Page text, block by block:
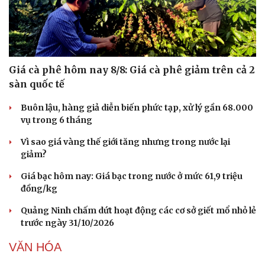
Giá cà phê hôm nay 8/8: Giá cà phê giảm trên cả 2
sàn quốc tế
Buôn lậu, hàng giả diễn biến phức tạp, xử lý gần 68.000
vụ trong 6 tháng
Vì sao giá vàng thế giới tăng nhưng trong nước lại
giảm?
Giá bạc hôm nay: Giá bạc trong nước ở mức 61,9 triệu
đồng/kg
Quảng Ninh chấm dứt hoạt động các cơ sở giết mổ nhỏ lẻ
trước ngày 31/10/2026
VĂN HÓA